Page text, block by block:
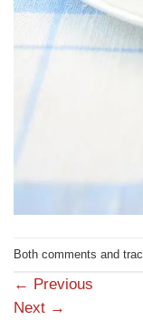
Both comments and
← Previous
Next →